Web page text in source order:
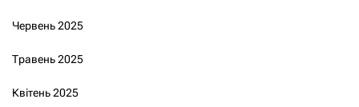
Червень 2025
Травень 2025
Квітень 2025